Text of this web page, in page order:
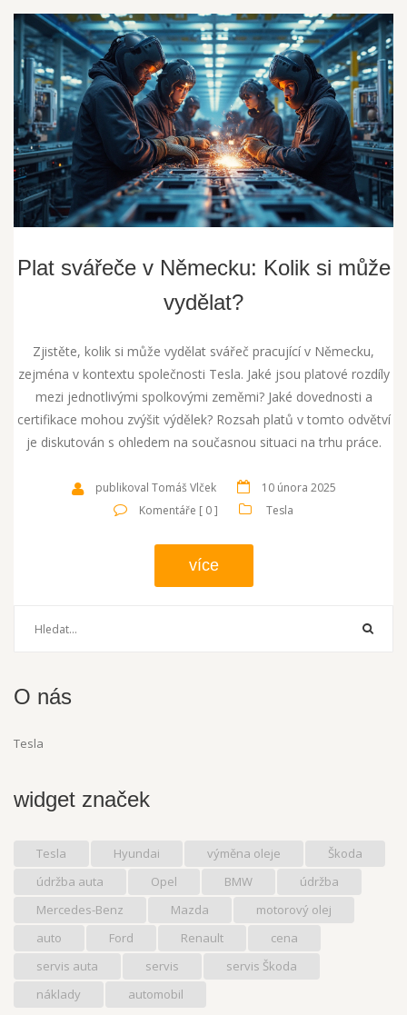
Plat svářeče v Německu: Kolik si může
vydělat?
Zjistěte, kolik si může vydělat svářeč pracující v Německu,
zejména v kontextu společnosti Tesla. Jaké jsou platové rozdíly
mezi jednotlivými spolkovými zeměmi? Jaké dovednosti a
certifikace mohou zvýšit výdělek? Rozsah platů v tomto odvětví
je diskutován s ohledem na současnou situaci na trhu práce.
publikoval Tomáš Vlček
10 února 2025
Komentáře [ 0 ]
Tesla
více
O nás
Tesla
widget značek
Tesla Hyundai výměna oleje
Škoda
údržba auta
Opel BMW
údržba
Mercedes-Benz
Mazda
motorový olej
auto
Ford Renault
cena
servis auta
servis
servis Škoda
náklady
automobil